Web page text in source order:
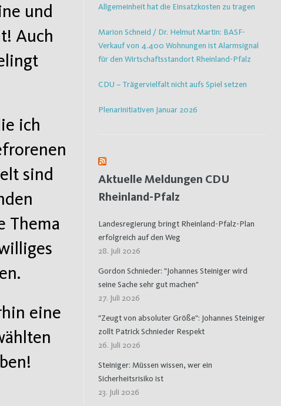
und
Auch
ich
sind
Thema
eine
Allgemeinheit hat die Einsatzkosten zu tragen
Marion Schneid / Dr. Helmut Martin: BASF-
Verkauf von 4.400 Wohnungen ist Alarmsignal
für den Wirtschaftsstandort Rheinland-Pfalz
CDU – Trägervielfalt nicht aufs Spiel setzen
Plenarinitiativen Januar 2026
Aktuelle Meldungen CDU
Rheinland-Pfalz
Landesregierung bringt Rheinland-Pfalz-Plan
erfolgreich auf den Weg
28. Juli 2026
Gordon Schnieder: "Johannes Steiniger wird
seine Sache sehr gut machen"
27. Juli 2026
"Zeugt von absoluter Größe": Johannes Steiniger
zollt Patrick Schnieder Respekt
26. Juli 2026
Steiniger: Müssen wissen, wer ein
Sicherheitsrisiko ist
23. Juli 2026